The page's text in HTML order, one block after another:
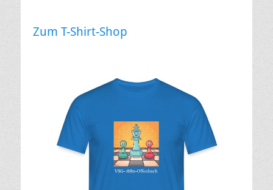
Zum T-Shirt-Shop